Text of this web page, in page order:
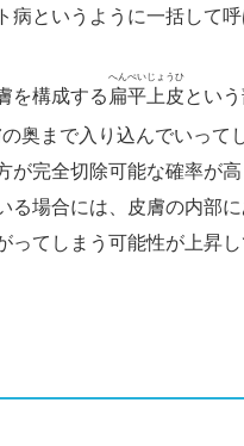
病というように一括して
を構成する扁平上皮
へんぺいじょうひ
とい
奥まで入り込んでいっ
が完全切除可能な確率が
る場合には、皮膚の内部
ってしまう可能性が上昇